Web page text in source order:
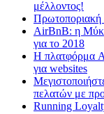
μέλλοντος!
Πρωτοποριακή
AirBnB: η
για το 2018
Η πλατφόρμα
για websites
πελατών με
Running